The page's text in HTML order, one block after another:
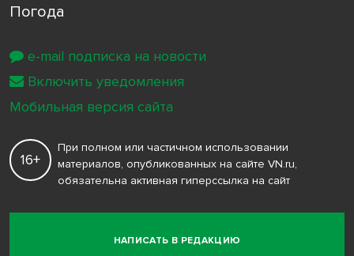
Погода
НАПИСАТЬ В РЕДАКЦИЮ
16+
При полном или частичном использовании
материалов, опубликованных на сайте VN.ru,
обязательна активная гиперссылка на сайт
e-mail подписка на новости
Включить уведомления
Мобильная версия сайта